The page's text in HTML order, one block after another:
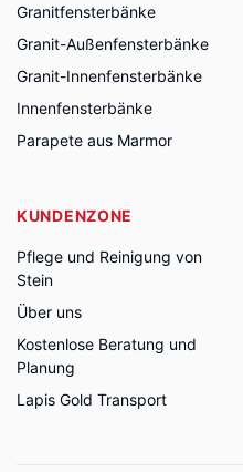
Granitfensterbänke
Granit-Außenfensterbänke
Granit-Innenfensterbänke
Innenfensterbänke
Parapete aus Marmor
KUNDENZONE
Pflege und Reinigung von
Stein
Über uns
Kostenlose Beratung und
Planung
Lapis Gold Transport